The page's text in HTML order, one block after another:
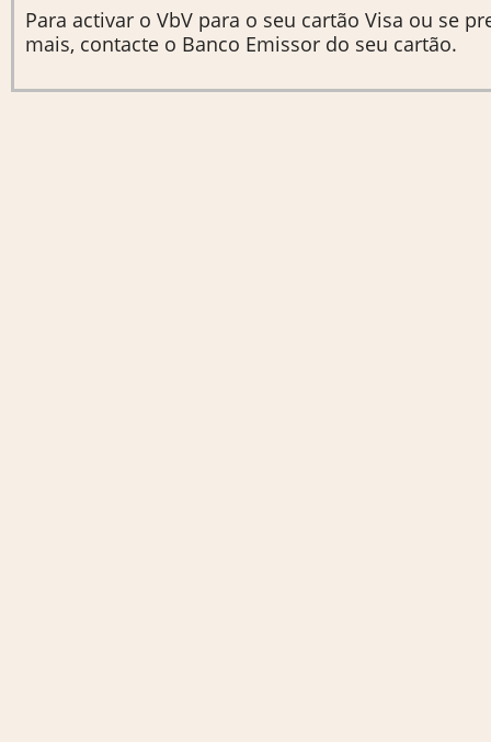
Para activar o VbV para o seu cartão Visa ou se
mais, contacte o Banco Emissor do seu cartão.